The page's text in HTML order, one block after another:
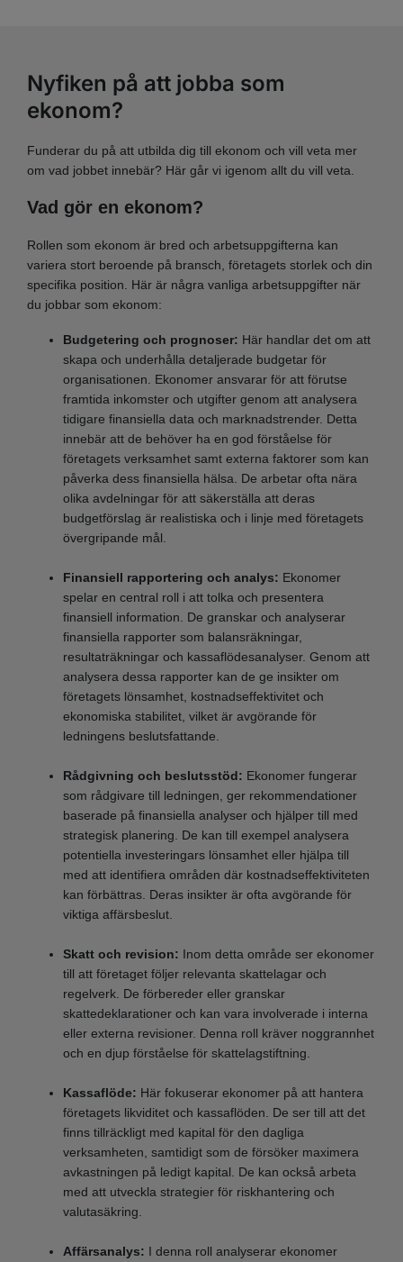
Nyfiken på att jobba som
ekonom?
Funderar du på att utbilda dig till ekonom och vill veta mer
om vad jobbet innebär? Här går vi igenom allt du vill veta.
Vad gör en ekonom?
Rollen som ekonom är bred och arbetsuppgifterna kan
variera stort beroende på bransch, företagets storlek och din
specifika position. Här är några vanliga arbetsuppgifter när
du jobbar som ekonom:
Budgetering och prognoser: Här handlar det om att
skapa och underhålla detaljerade budgetar för
organisationen. Ekonomer ansvarar för att förutse
framtida inkomster och utgifter genom att analysera
tidigare finansiella data och marknadstrender. Detta
innebär att de behöver ha en god förståelse för
företagets verksamhet samt externa faktorer som kan
påverka dess finansiella hälsa. De arbetar ofta nära
olika avdelningar för att säkerställa att deras
budgetförslag är realistiska och i linje med företagets
övergripande mål.
Finansiell rapportering och analys: Ekonomer
spelar en central roll i att tolka och presentera
finansiell information. De granskar och analyserar
finansiella rapporter som balansräkningar,
resultaträkningar och kassaflödesanalyser. Genom att
analysera dessa rapporter kan de ge insikter om
företagets lönsamhet, kostnadseffektivitet och
ekonomiska stabilitet, vilket är avgörande för
ledningens beslutsfattande.
Rådgivning och beslutsstöd: Ekonomer fungerar
som rådgivare till ledningen, ger rekommendationer
baserade på finansiella analyser och hjälper till med
strategisk planering. De kan till exempel analysera
potentiella investeringars lönsamhet eller hjälpa till
med att identifiera områden där kostnadseffektiviteten
kan förbättras. Deras insikter är ofta avgörande för
viktiga affärsbeslut.
Skatt och revision: Inom detta område ser ekonomer
till att företaget följer relevanta skattelagar och
regelverk. De förbereder eller granskar
skattedeklarationer och kan vara involverade i interna
eller externa revisioner. Denna roll kräver noggrannhet
och en djup förståelse för skattelagstiftning.
Kassaflöde: Här fokuserar ekonomer på att hantera
företagets likviditet och kassaflöden. De ser till att det
finns tillräckligt med kapital för den dagliga
verksamheten, samtidigt som de försöker maximera
avkastningen på ledigt kapital. De kan också arbeta
med att utveckla strategier för riskhantering och
valutasäkring.
Affärsanalys: I denna roll analyserar ekonomer